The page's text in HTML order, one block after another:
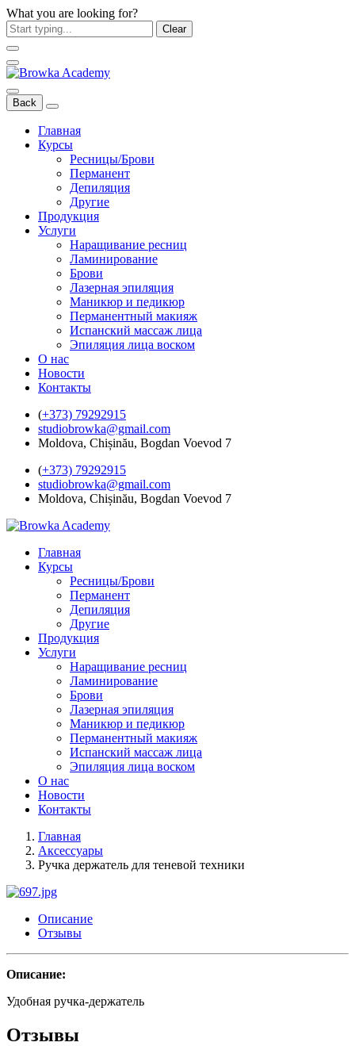
What you are looking for?
Clear
Back
Главная
Курсы
Ресницы/Брови
Перманент
Депиляция
Другие
Продукция
Услуги
Наращивание ресниц
Ламинирование
Брови
Лазерная эпиляция
Маникюр и педикюр
Перманентный макияж
Испанский массаж лица
Эпиляция лица воском
О нас
Новости
Контакты
(+373) 79292915
studiobrowka@gmail.com
Moldova, Chișinău, Bogdan Voevod 7
(+373) 79292915
studiobrowka@gmail.com
Moldova, Chișinău, Bogdan Voevod 7
Главная
Курсы
Ресницы/Брови
Перманент
Депиляция
Другие
Продукция
Услуги
Наращивание ресниц
Ламинирование
Брови
Лазерная эпиляция
Маникюр и педикюр
Перманентный макияж
Испанский массаж лица
Эпиляция лица воском
О нас
Новости
Контакты
Главная
Аксессуары
Ручка держатель для теневой техники
Описание
Отзывы
Описание:
Удобная ручка-держатель
Отзывы